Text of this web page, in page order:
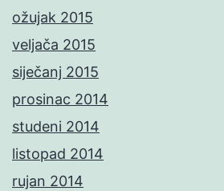
ožujak 2015
veljača 2015
siječanj 2015
prosinac 2014
studeni 2014
listopad 2014
rujan 2014